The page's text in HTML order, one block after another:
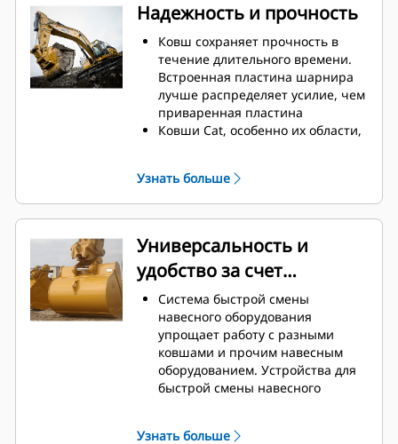
часть ковша не цепляется за
грунт, что снижает затраты на
техническое обслуживание.
Расход топлива достигает
максимального значения во
время копания. Ковши Cat
предназначены для быстрой
машины.
Загружайте больше материала за
меньшее время. Форма ковша и
удержание в ковше максимально
возможного объема материала
Надежность и прочность
Ковш сохраняет прочность в
течение длительного времени.
Встроенная пластина шарнира
лучше распределяет усилие, чем
приваренная пластина
Ковши Cat, особенно их области,
высокопрочной износостойкой
стали
Защитите наиболее
ковша, которые активнее всего
контактируют с материалом, при
помощи оснастки для
землеройных орудий Cat (GET).
Повышенная
производительность в
требовательных условиях
выполнения работ, более легкое
проникновение в пласт и
продолжительность циклов —
Узнать больше
Универсальность и
удобство за счет
устройств для быстрой
смены навесного
оборудования
Система быстрой смены
навесного оборудования
упрощает работу с разными
ковшами и прочим навесным
оборудованием. Устройства для
быстрой смены навесного
Узнать больше